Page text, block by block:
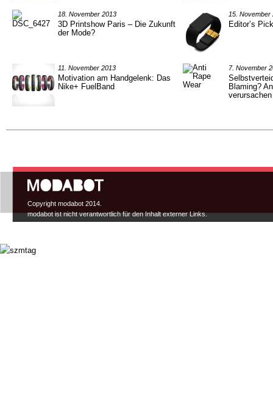
18. November 2013
3D Printshow Paris – Die Zukunft
der Mode?
15. November
Editor’s
11. November 2013
Motivation am Handgelenk: Das
Nike+ FuelBand
7. November
Blaming?
Hauptmenü
Copyright modabot 2014.
modabot ist nicht verantwortlich für den Inhalt externer Links.